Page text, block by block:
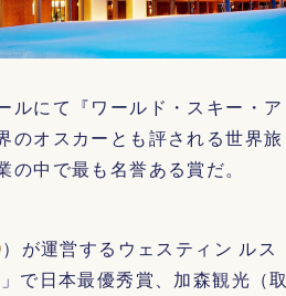
ルにて『ワールド・スキー・ア
オスカーとも評される世界旅
中で最も名誉ある賞だ。
）が運営するウェスティン ルス
で日本最優秀賞、加森観光（取